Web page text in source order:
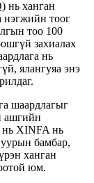
нь ханган
нэгжийн тоог
тоо 100
захиалах
нь
ялангуяа энэ
шаардлагыг
ашгийн
нь XINFA нь
бамбар,
ханган
юм.